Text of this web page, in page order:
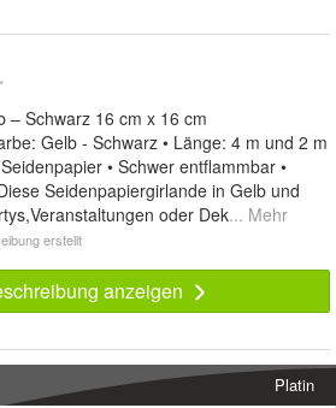
*
– Schwarz 16 cm x 16 cm
Gelb - Schwarz • Länge: 4 m und 2 m
• Schwer entflammbar •
Seidenpapiergirlande in Gelb und
oder Dek... Mehr
erstellt
anzeigen
Platin